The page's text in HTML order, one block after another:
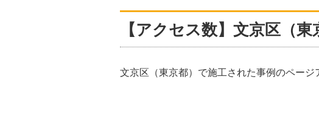
【アクセス数】文京区（
文京区（東京都）で施工された事例のページ